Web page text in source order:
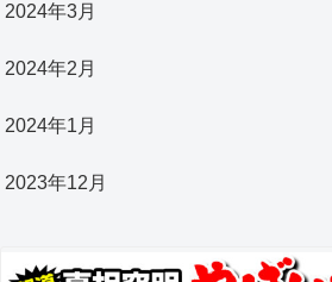
2024年3月
2024年2月
2024年1月
2023年12月